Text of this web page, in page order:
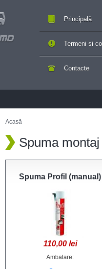
Principală
Contacte
Termeni si
Acasă
Spuma montaj
Spuma Profil (manual)
110,00 lei
Ambalare: